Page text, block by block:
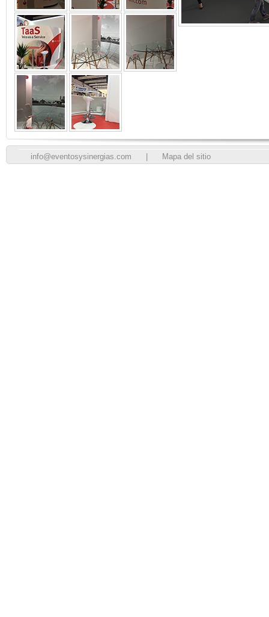
info@eventosysinergias.com Mapa del sitio